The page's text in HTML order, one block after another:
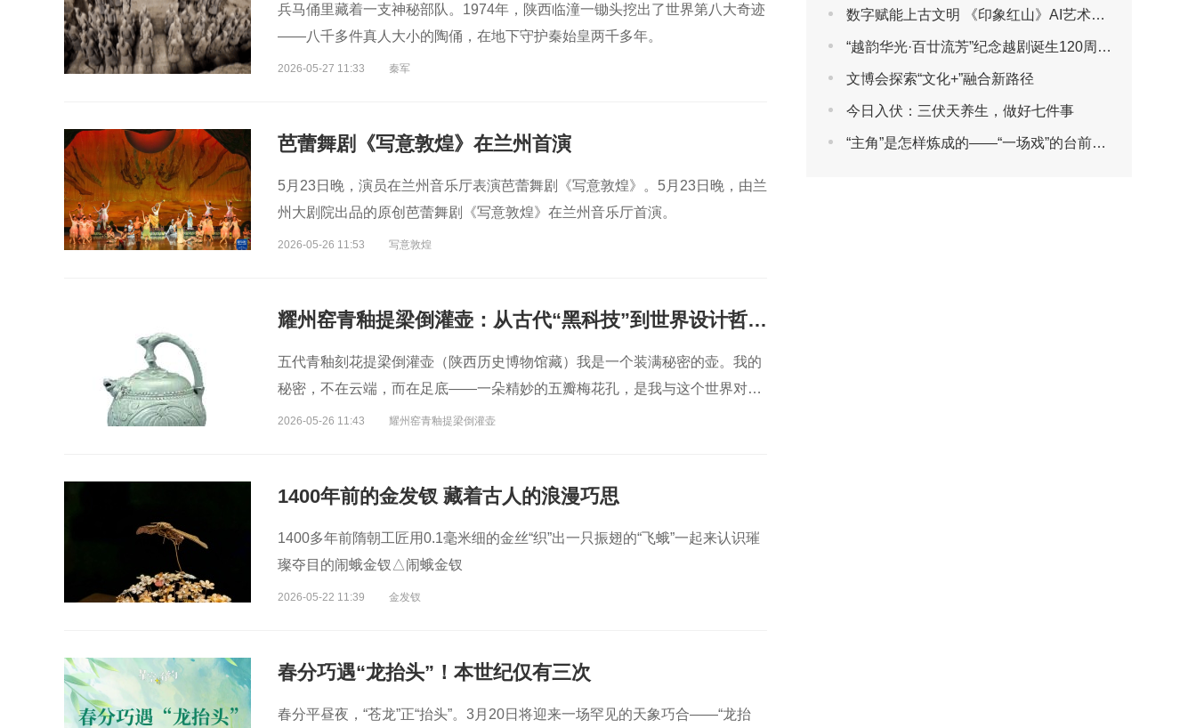
兵马俑里藏着一支神秘部队。1974年，陕西临潼一锄头挖出了世界第八大奇迹
——八千多件真人大小的陶俑，在地下守护秦始皇两千多年。
2026-05-27 11:33 秦军
芭蕾舞剧《写意敦煌》在兰州首演
5月23日晚，演员在兰州音乐厅表演芭蕾舞剧《写意敦煌》。5月23日晚，由兰
州大剧院出品的原创芭蕾舞剧《写意敦煌》在兰州音乐厅首演。
2026-05-26 11:53 写意敦煌
耀州窑青釉提梁倒灌壶：从古代“黑科技”到世界设计哲学，一壶通联的匠心宇宙
五代青釉刻花提梁倒灌壶（陕西历史博物馆藏）我是一个装满秘密的壶。我的
秘密，不在云端，而在足底——一朵精妙的五瓣梅花孔，是我与这个世界对话
的独特方式。
2026-05-26 11:43 耀州窑青釉提梁倒灌壶
1400年前的金发钗 藏着古人的浪漫巧思
1400多年前隋朝工匠用0.1毫米细的金丝“织”出一只振翅的“飞蛾”一起来认识璀
璨夺目的闹蛾金钗△闹蛾金钗
2026-05-22 11:39 金发钗
春分巧遇“龙抬头”！本世纪仅有三次
春分平昼夜，“苍龙”正“抬头”。3月20日将迎来一场罕见的天象巧合——“龙抬
数字赋能上古文明 《印象红山》AI艺术展将于2026年7月30日亮相第三届包头艺博会
“越韵华光·百廿流芳”纪念越剧诞生120周年主题晚会圆满播出
文博会探索“文化+”融合新路径
今日入伏：三伏天养生，做好七件事
“主角”是怎样炼成的——“一场戏”的台前幕后